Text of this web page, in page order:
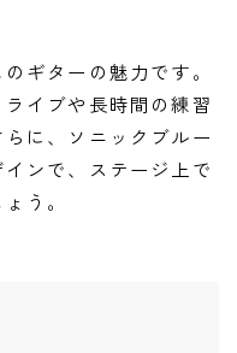
ギターの魅力です。
イブや長時間の練習
に、ソニックブルー
ンで、ステージ上で
う。